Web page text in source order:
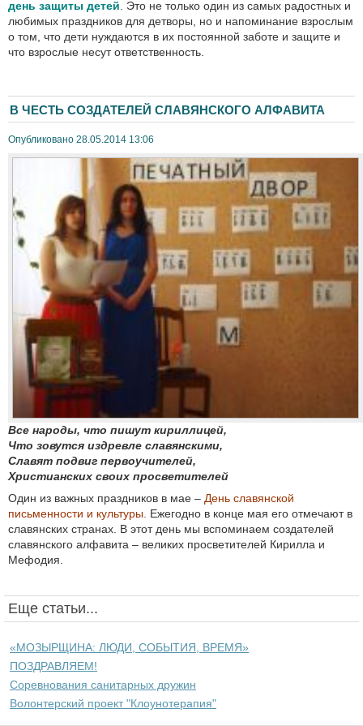
день защиты детей . Это не только один из самых радостных и
любимых праздников для детворы, но и напоминание взрослым
о том, что дети нуждаются в их постоянной заботе и защите и
что взрослые несут ответственность.
В ЧЕСТЬ СОЗДАТЕЛЕЙ СЛАВЯНСКОГО АЛФАВИТА
Опубликовано 28.05.2014 13:06
Все народы, что пишут кириллицей,
Что зовутся издревле славянскими,
Славят подвиг первоучителей,
Христианских своих просветителей
Один из важных праздников в мае – День славянской
письменности и культуры. Ежегодно в конце мая его отмечают в
славянских странах. В этот день мы вспоминаем создателей
славянского алфавита – великих просветителей Кирилла и
Мефодия.
Еще статьи...
«МОЗЫРЩИНА: ЛЮДИ, СОБЫТИЯ, ВРЕМЯ»
ПОЗДРАВЛЯЕМ!
Соревнования санитарных дружин
Волонтерский проект "Клоунотерапия"